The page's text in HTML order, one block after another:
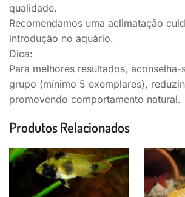
qualidade.
Recomendamos uma aclimatação
introdução no aquário.
Dica:
Para melhores resultados, aconselha-
grupo (mínimo 5 exemplares),
promovendo comportamento natural.
Produtos Relacionados